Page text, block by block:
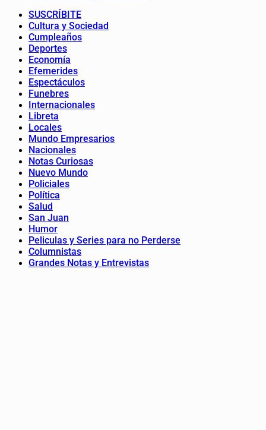
SUSCRÍBITE
Cultura y Sociedad
Cumpleaños
Deportes
Economía
Efemerides
Espectáculos
Funebres
Internacionales
Libreta
Locales
Mundo Empresarios
Nacionales
Notas Curiosas
Nuevo Mundo
Policiales
Política
Salud
San Juan
Humor
Peliculas y Series para no Perderse
Columnistas
Grandes Notas y Entrevistas